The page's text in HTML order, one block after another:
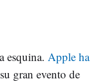
esquina. Apple ha
gran evento de